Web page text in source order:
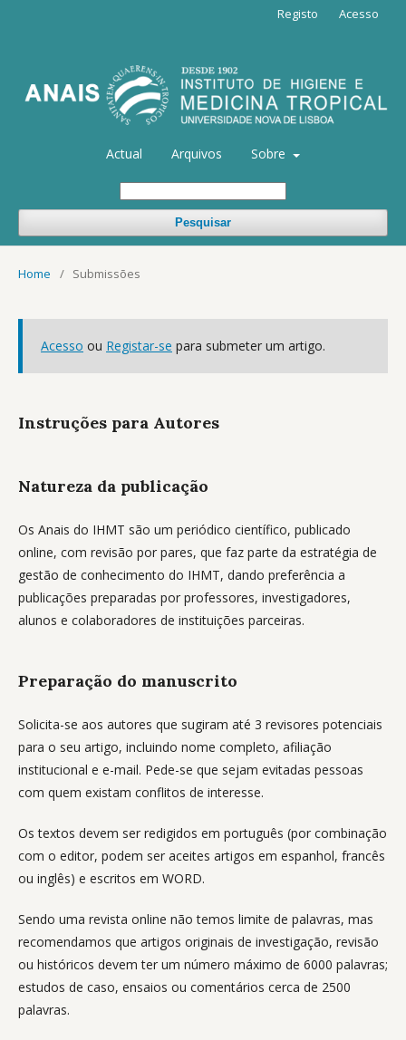
Actual Arquivos Sobre
Pesquisar
Registo Acesso
Home / Submissões
Acesso ou Registar-se para submeter um artigo.
Instruções para Autores
Natureza da publicação
Os Anais do IHMT são um periódico científico, publicado
online, com revisão por pares, que faz parte da estratégia de
gestão de conhecimento do IHMT, dando preferência a
publicações preparadas por professores, investigadores,
alunos e colaboradores de instituições parceiras.
Preparação do manuscrito
Solicita-se aos autores que sugiram até 3 revisores potenciais
para o seu artigo, incluindo nome completo, afiliação
institucional e e-mail. Pede-se que sejam evitadas pessoas
com quem existam conflitos de interesse.
Os textos devem ser redigidos em português (por combinação
com o editor, podem ser aceites artigos em espanhol, francês
ou inglês) e escritos em WORD.
Sendo uma revista online não temos limite de palavras, mas
recomendamos que artigos originais de investigação, revisão
ou históricos devem ter um número máximo de 6000 palavras;
estudos de caso, ensaios ou comentários cerca de 2500
palavras.